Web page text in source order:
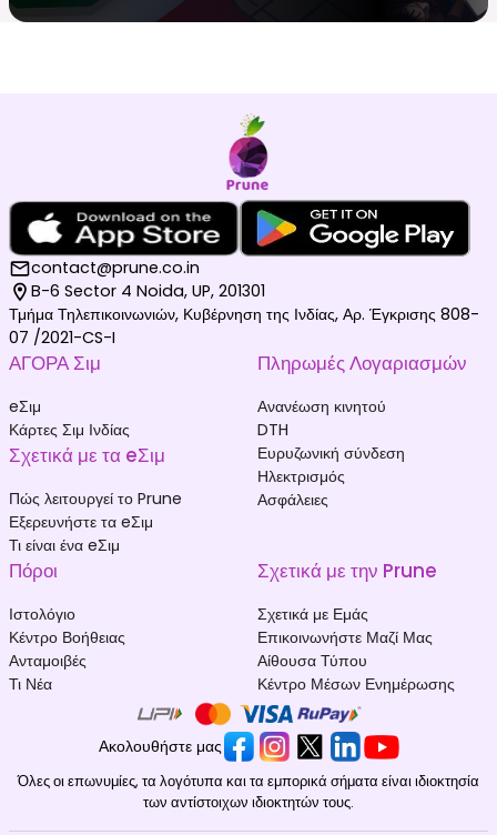
contact@prune.co.in
B-6 Sector 4 Noida, UP, 201301
Τμήμα Τηλεπικοινωνιών, Κυβέρνηση της Ινδίας, Αρ. Έγκρισης 808-
07 /2021-CS-I
ΑΓΟΡΑ Σιμ
eΣιμ
Κάρτες Σιμ Ινδίας
Σχετικά με τα eΣιμ
Πώς λειτουργεί το Prune
Εξερευνήστε τα eΣιμ
Τι είναι ένα eΣιμ
Πληρωμές Λογαριασμών
Ανανέωση κινητού
DTH
Ευρυζωνική σύνδεση
Ηλεκτρισμός
Ασφάλειες
Πόροι
Ιστολόγιο
Κέντρο Βοήθειας
Ανταμοιβές
Τι Νέα
Σχετικά με την Prune
Σχετικά με Εμάς
Επικοινωνήστε Μαζί Μας
Αίθουσα Τύπου
Κέντρο Μέσων Ενημέρωσης
Ακολουθήστε μας
Όλες οι επωνυμίες, τα λογότυπα και τα εμπορικά σήματα είναι ιδιοκτησία
των αντίστοιχων ιδιοκτητών τους.